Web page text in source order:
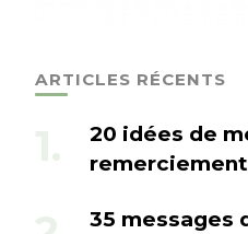
ARTICLES RÉCENTS
20 idées de
35 messages